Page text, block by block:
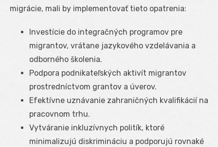
migrácie, mali by implementovať tieto opatrenia:
Investície do integračných programov pre
migrantov, vrátane jazykového vzdelávania a
odborného školenia.
Podpora podnikateľských aktivít migrantov
prostredníctvom grantov a úverov.
Efektívne uznávanie zahraničných kvalifikácií na
pracovnom trhu.
Vytváranie inkluzívnych politík, ktoré
minimalizujú diskrimináciu a podporujú rovnaké